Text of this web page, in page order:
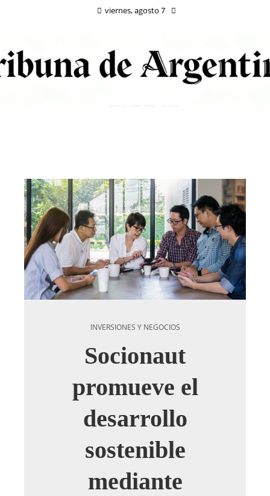
viernes, agosto 7
INVERSIONES Y NEGOCIOS
Socionaut
promueve el
desarrollo
sostenible
mediante